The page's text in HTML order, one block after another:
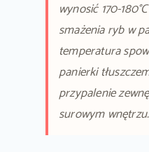
wynosić 170-
smażenia ryb w
temperatura
panierki
przypalenie
surowym wnętrzu.